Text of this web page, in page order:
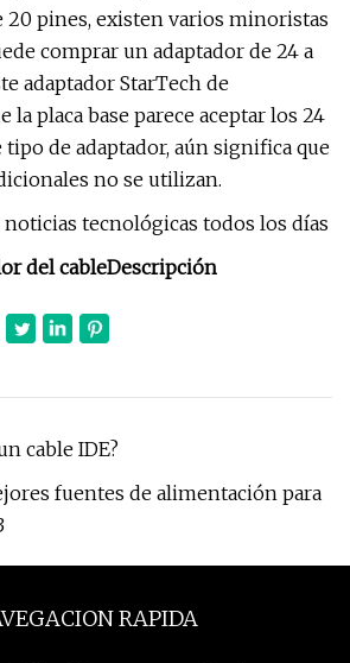
20 pines, existen varios minoristas
comprar un adaptador de 24 a
adaptador StarTech de
la placa base parece aceptar los 24
de adaptador, aún significa que
no se utilizan.
noticias tecnológicas todos los días
del cableDescripción
cable IDE?
fuentes de alimentación para
RAPIDA